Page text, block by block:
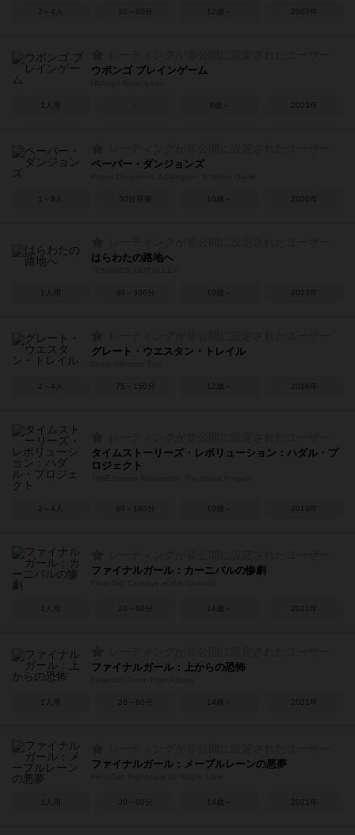
2～4人 30～60分 12歳～ 2007年
ウボンゴ ブレインゲーム
1人用 8歳～ 2023年
ペーパー・ダンジョンズ
1～8人 30分前後 10歳～ 2020年
はらわたの路地へ
1人用 30～300分 10歳～ 2023年
グレート・ウエスタン・トレイル
2～4人 75～150分 12歳～ 2016年
タイムストーリーズ・レボリューション：ハダル・プ
ロジェクト
2～4人 60～180分 10歳～ 2019年
ファイナルガール：カーニバルの惨劇
1人用 20～60分 14歳～ 2021年
ファイナルガール：上からの恐怖
1人用 20～60分 14歳～ 2021年
ファイナルガール：メープルレーンの悪夢
1人用 20～60分 14歳～ 2021年